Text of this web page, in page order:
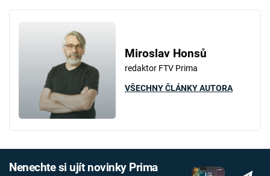
Miroslav Honsů
redaktor FTV Prima
VŠECHNY ČLÁNKY AUTORA
Nenechte si ujít novinky Prima